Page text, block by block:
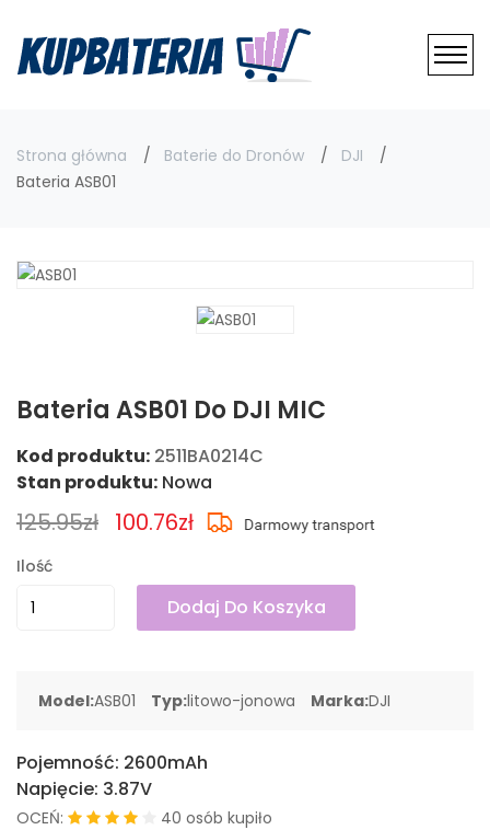
Strona główna Baterie do Dronów
DJI
Bateria ASB01
Bateria ASB01 Do DJI MIC
Kod produktu: 2511BA0214C
Stan produktu: Nowa
125.95zł 100.76zł
Ilość
Dodaj Do Koszyka
Model:ASB01 Typ:litowo-jonowa Marka:DJI
Pojemność: 2600mAh
Napięcie: 3.87V
OCEŃ:
40 osób kupiło